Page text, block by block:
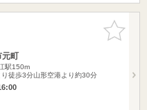
お気に入
りに追加
元町
駅150m
徒歩3分山形空港より約30分